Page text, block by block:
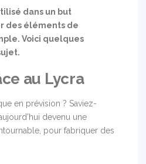
dans un but
des éléments de
Voici quelques
au Lycra
en prévision ? Saviez-
devenu une
pour fabriquer des